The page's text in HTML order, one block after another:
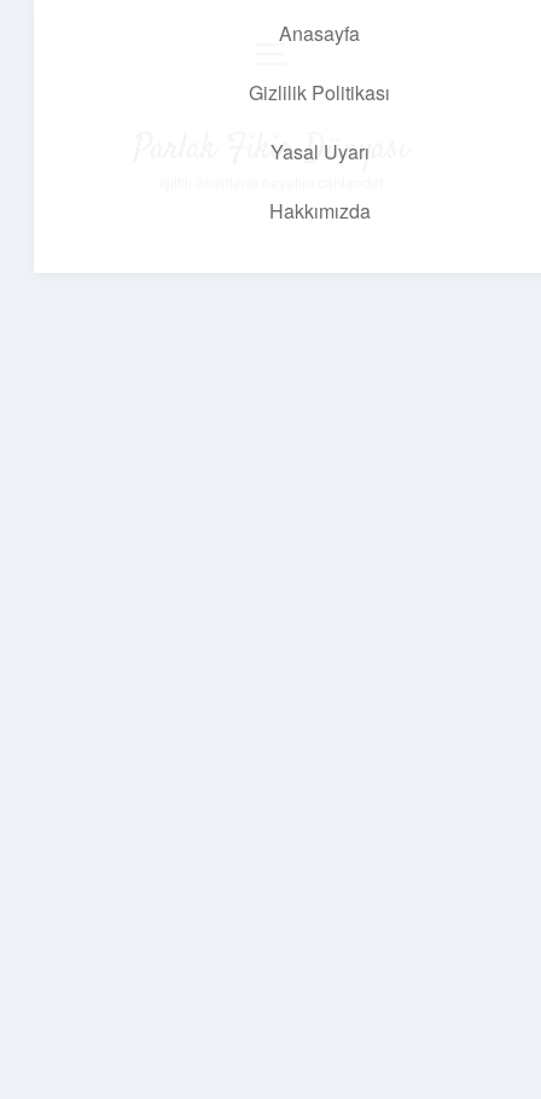
Anasayfa
Gizlilik Politikası
Yasal Uyarı
Hakkımızda
Parlak Fikir Dünyası